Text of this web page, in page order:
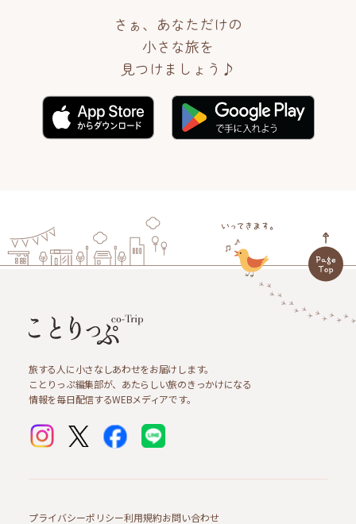
さぁ、あなただけの
小さな旅を
見つけましょう♪
旅する人に小さなしあわせをお届けします。
ことりっぷ編集部が、あたらしい旅のきっかけになる
情報を毎日配信するWEBメディアです。
プライバシーポリシー利用規約お問い合わせ